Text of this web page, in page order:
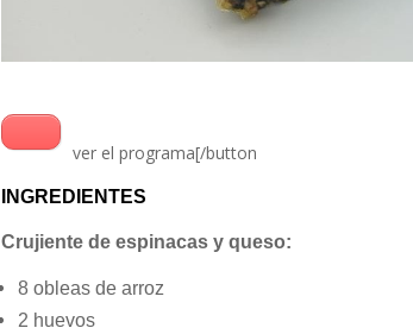
ver el programa[/button
INGREDIENTES
Crujiente de espinacas y queso:
8 obleas de arroz
2 huevos